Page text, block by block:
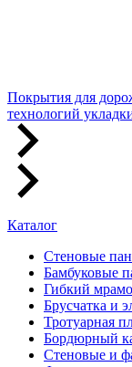
Покрытия для
технологий
Каталог
Стеновые
Бамбуковые
Гибкий
Брусчатка и
Тротуарная
Бордюрный
Стеновые и